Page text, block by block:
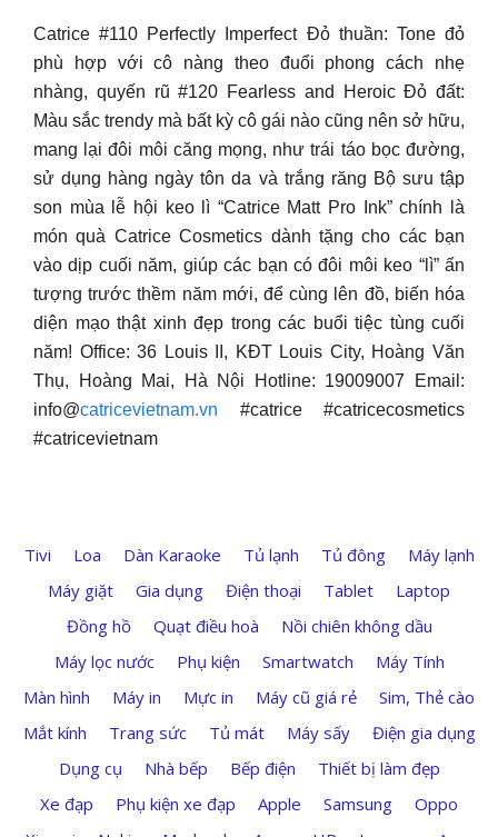
Catrice #110 Perfectly Imperfect Đỏ thuần: Tone đỏ
phù hợp với cô nàng theo đuổi phong cách nhẹ
nhàng, quyến rũ #120 Fearless and Heroic Đỏ đất:
Màu sắc trendy mà bất kỳ cô gái nào cũng nên sở hữu,
mang lại đôi môi căng mọng, như trái táo bọc đường,
sử dụng hàng ngày tôn da và trắng răng Bộ sưu tập
son mùa lễ hội keo lì “Catrice Matt Pro Ink” chính là
món quà Catrice Cosmetics dành tặng cho các bạn
vào dịp cuối năm, giúp các bạn có đôi môi keo “lì” ấn
tượng trước thềm năm mới, để cùng lên đồ, biến hóa
diện mạo thật xinh đẹp trong các buổi tiệc tùng cuối
năm! Office: 36 Louis II, KĐT Louis City, Hoàng Văn
Thụ, Hoàng Mai, Hà Nội Hotline: 19009007 Email:
info@catricevietnam.vn #catrice #catricecosmetics
#catricevietnam
Tivi Loa Dàn Karaoke Tủ lạnh Tủ đông
Máy lạnh
Máy giặt
Gia dụng Điện thoại Tablet
Laptop
Đồng hồ
Quạt điều hoà
Nồi chiên không dầu
Máy lọc nước
Phụ kiện Smartwatch
Máy Tính
Màn hình
Máy in Mực in Máy cũ giá rẻ
Sim, Thẻ cào
Mắt kính
Trang sức Tủ mát Máy sấy
Điện gia dụng
Dụng cụ
Nhà bếp Bếp điện
Thiết bị làm đẹp
Xe đạp
Phụ kiện xe đạp Apple Samsung
Oppo